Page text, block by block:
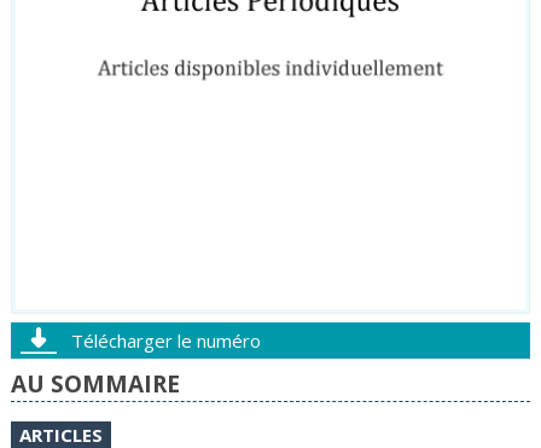
Télécharger le numéro
AU SOMMAIRE
ARTICLES